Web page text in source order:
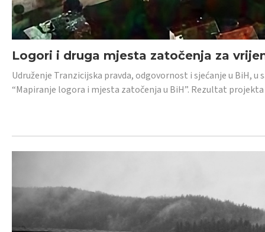
Logori i druga mjesta zatočenja za
Udruženje Tranzicijska pravda, odgovornost i sjećanje u BiH,
“Mapiranje logora i mjesta zatočenja u BiH”. Rezultat